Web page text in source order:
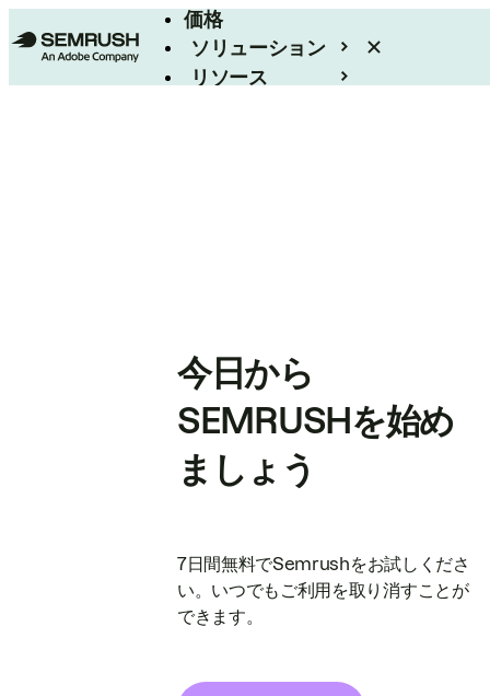
価格
ソリューション
リソース
今日から
SEMRUSHを始め
ましょう
7日間無料でSemrushをお試しくださ
い。いつでもご利用を取り消すことが
できます。